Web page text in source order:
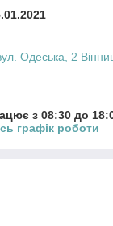
Одеська, 2
з 08:30 до
графік роботи